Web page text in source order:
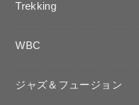
Trekking
WBC
ジャズ＆フュージョン